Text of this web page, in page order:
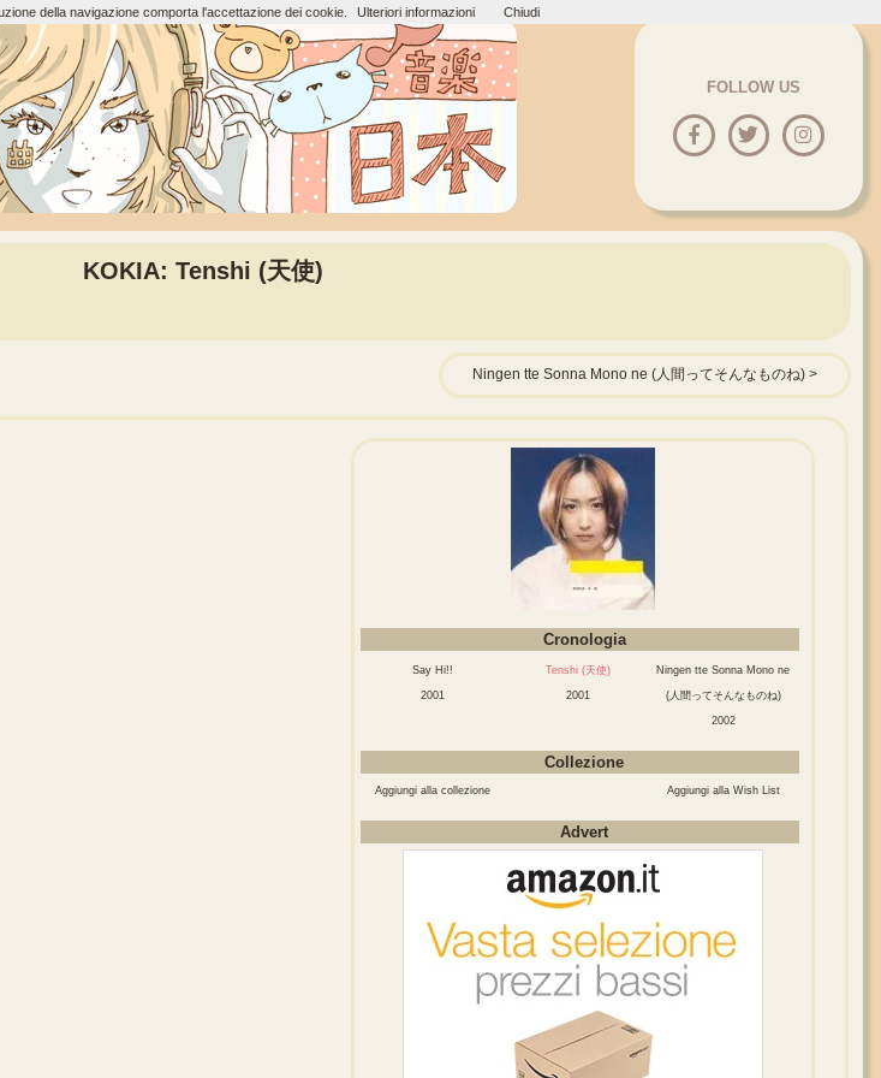
FOLLOW US
KOKIA: Tenshi (天使)
Ningen tte Sonna Mono ne (人間ってそんなものね)
Cronologia
Say Hi!!
2001
Tenshi (天使)
2001
Ningen tte Sonna Mono ne
(人間ってそんなものね)
2002
Collezione
Aggiungi alla collezione Aggiungi alla Wish List
Advert
della navigazione comporta l'accettazione dei cookie. Ulteriori informazioni Chiudi